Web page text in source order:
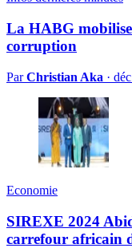
La HABG
corruption
ParChristian Aka ·
Economie
SIREXE 2024
carrefour africain